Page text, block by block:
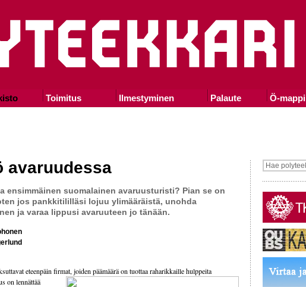
Toimitus Ilmestyminen Palaute Ö-mappi
avaruudessa
ensimmäinen suomalainen avaruusturisti? Pian se on
jos pankkitililläsi lojuu ylimääräistä, unohda
ja varaa lippusi avaruuteen jo tänään.
eteenpäin firmat, joiden päämäärä on tuottaa raharikkaille hulppeita
on lennättää